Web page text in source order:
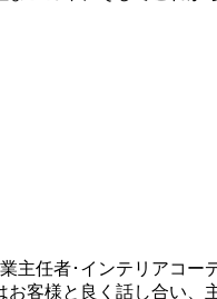
主任者･インテリアコー
お客様と良く話し合い、